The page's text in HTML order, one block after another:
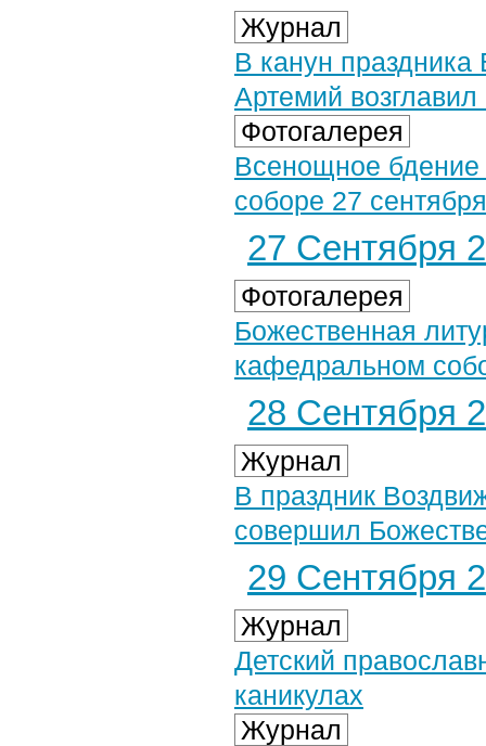
Журнал
В канун праздника
Артемий
Фотогалерея
Всенощное
соборе 27
27 Сентября
Фотогалерея
Божественная
кафедральном
28 Сентября
Журнал
В праздник
совершил
29 Сентября
Журнал
Детский
каникулах
Журнал